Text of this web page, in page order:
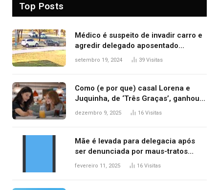
Top Posts
Médico é suspeito de invadir carro e
agredir delegado aposentado
durante confusão no trânsito
setembro 19, 2024 39 Visitas
Como (e por que) casal Lorena e
Juquinha, de ‘Três Graças’, ganhou
repercussão internacional
dezembro 9, 2025 16 Visitas
Mãe é levada para delegacia após
ser denunciada por maus-tratos
contra dois filhos, diz polícia
fevereiro 11, 2025 16 Visitas